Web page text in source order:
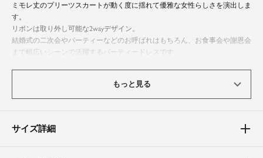
ミモレ丈のプリーツスカートが動く度に揺れて優雅な女性らしさを演出しま
す。
リボンは取り外し可能な2wayデザイン。
結婚式の二次会やパーティーなどのお呼ばれはもちろん、お食事会や謝恩会
まで幅広いシーンで活躍するパーティードレスです。
【二の腕】【ウエスト】【ヒップ】【太もも】
もっと見る
サイズ詳細